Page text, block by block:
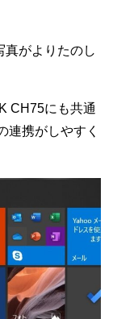
真がよりたのし
CH75にも共通
連携がしやすく